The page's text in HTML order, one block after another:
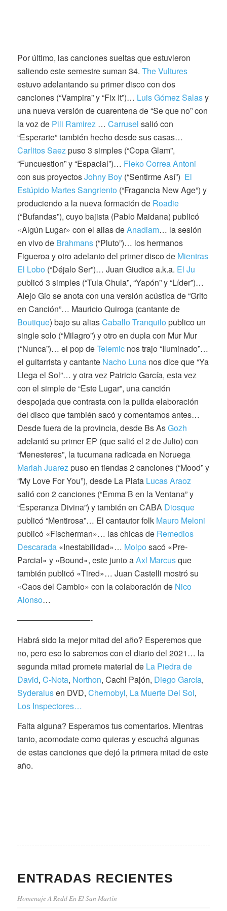
Por último, las canciones sueltas que estuvieron
saliendo este semestre suman 34. The Vultures
estuvo adelantando su primer disco con dos
canciones (“Vampira” y “Fix It”)… Luis Gómez Salasy
una nueva versión de cuarentena de “Se que no” con
la voz de Pili Ramirez … Carrusel salió con
“Esperarte” también hecho desde sus casas…
Carlitos Saez puso 3 simples (“Copa Glam”,
“Funcuestion” y “Espacial”)… Fleko Correa Antoni
con sus proyectosJohny Boy(“Sentirme Así”) El
Estúpido Martes Sangriento(“Fragancia New Age”) y
produciendo a la nueva formación de Roadie
(“Bufandas”), cuyo bajista (Pablo Maidana) publicó
«Algún Lugar» con el alias deAnadiam… la sesión
en vivo de Brahmans(“Pluto”)… los hermanos
Figueroa y otro adelanto del primer disco de Mientras
El Lobo(“Déjalo Ser”)… Juan Giudice a.k.a. El Ju
publicó 3 simples (“Tula Chula”, “Yapón” y “Líder”)…
Alejo Gio se anota con una versión acústica de “Grito
en Canción”… Mauricio Quiroga (cantante de
Boutique) bajo su aliasCaballo Tranquilopublico un
single solo (“Milagro”) y otro en dupla con Mur Mur
(“Nunca”)… el pop deTelemicnos trajo “Iluminado”…
el guitarrista y cantante Nacho Lunanos dice que “Ya
Llega el Sol”… y otra vez Patricio García, esta vez
con el simple de “Este Lugar”, una canción
despojada que contrasta con la pulida elaboración
del disco que también sacó y comentamos antes…
Desde fuera de la provincia, desde Bs AsGozh
adelantó su primer EP (que salió el 2 de Julio) con
“Menesteres”, la tucumana radicada en Noruega
Mariah Juarez puso en tiendas 2 canciones (“Mood” y
“My Love For You”), desde La Plata Lucas Araoz
salió con 2 canciones (“Emma B en la Ventana” y
“Esperanza Divina”) y también en CABA Diosque
publicó “Mentirosa”… El cantautor folk Mauro Meloni
publicó «Fischerman»… las chicas de Remedios
Descarada«Inestabilidad»… Molposacó «Pre-
Parcial» y «Bound», este junto aAxl Marcusque
también publicó «Tired»… Juan Castelli mostró su
«Caos del Cambio» con la colaboración de Nico
Alonso…
—————————-
Habrá sido la mejor mitad del año? Esperemos que
no, pero eso lo sabremos con el diario del 2021… la
segunda mitad promete material de La Piedra de
David, C-Nota, Northon, Cachi Pajón, Diego García,
Syderalusen DVD, Chernobyl, La Muerte Del Sol,
Los Inspectores…
Falta alguna? Esperamos tus comentarios. Mientras
tanto, acomodate como quieras y escuchá algunas
de estas canciones que dejó la primera mitad de este
año.
ENTRADAS RECIENTES
Homenaje A Redd En El San Martin